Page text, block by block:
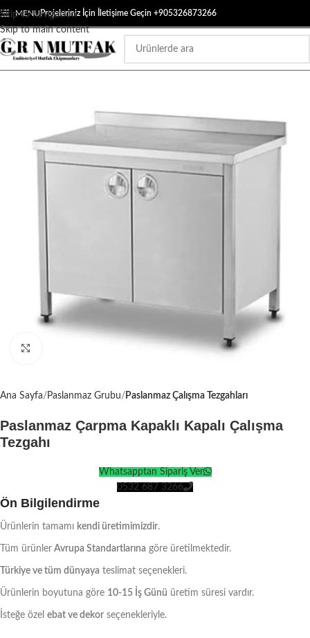
Skip to navigation
Skip to main content
MENUProjeleriniz İçin İletişime Geçin +905326873266
Ana Sayfa Paslanmaz Grubu Paslanmaz Çalışma Tezgahları
Paslanmaz Çarpma Kapaklı Kapalı Çalışma
Tezgahı
Whatsapptan Sipariş Ver
0532 687 3266
Ön Bilgilendirme
Ürünlerin tamamı kendi üretimimizdir.
Tüm ürünler Avrupa Standartlarına göre üretilmektedir.
Türkiye ve tüm dünyaya teslimat seçenekleri.
Ürünlerin boyutuna göre 10-15 İş Günü üretim süresi vardır.
İsteğe özel ebat ve dekor seçenekleriyle.